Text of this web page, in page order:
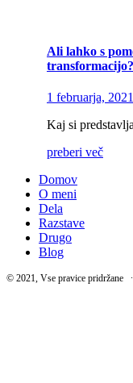
Ali lahko s
transformacijo?
1 februarja, 2021
Kaj si
preberi več
Domov
O meni
Dela
Razstave
Drugo
Blog
© 2021, Vse pravice pridržane